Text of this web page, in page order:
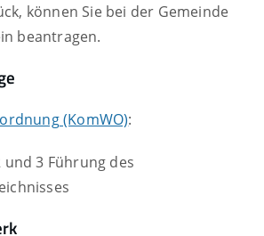
können Sie bei der Gemeinde
beantragen.
(KomWO):
und 3 Führung des